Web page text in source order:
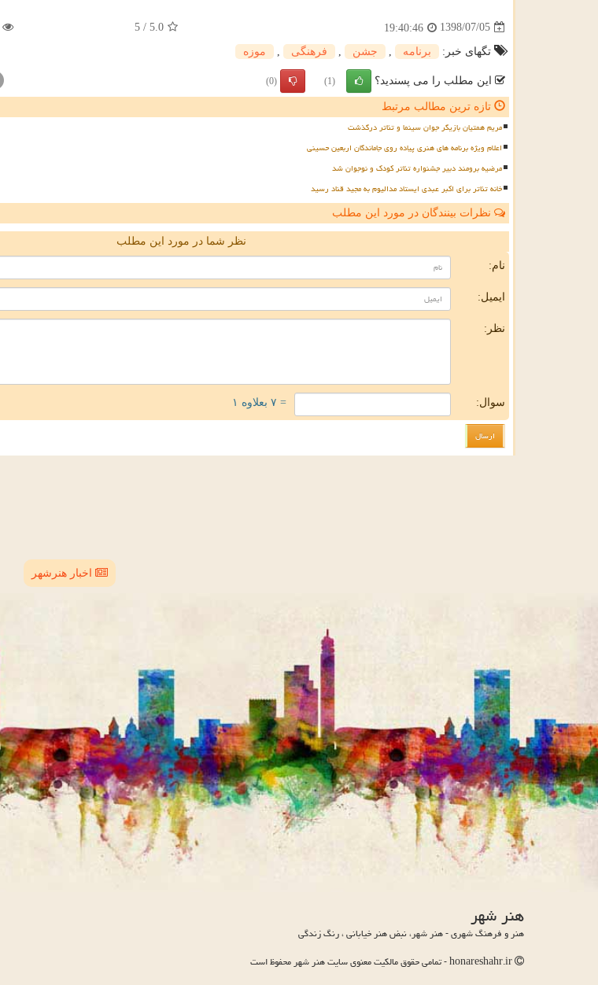
1398/07/05
19:40:46
5.0
/
5
تگهای خبر: برنامه جشن فرهنگی موزه
این مطلب را می پسندید؟ (1)
(0)
تازه ترین مطالب مرتبط
مریم همتیان بازیگر جوان سینما و تئاتر درگذشت
اعلام ویژه برنامه های هنری پیاده روی جاماندگان اربعین حسینی
مرضیه برومند دبیر جشنواره تئاتر کودک و نوجوان شد
خانه تئاتر برای اکبر عبدی ایستاد مدالیوم به مجید قناد رسید
نظرات بینندگان در مورد این مطلب
نظر شما در مورد این مطلب
نام:
ایمیل:
نظر:
سوال: = ۷ بعلاوه ۱
اخبار هنرشهر
هنر شهر
هنر و فرهنگ شهری - هنر شهر، نبض هنر خیابانی ، رنگ زندگی